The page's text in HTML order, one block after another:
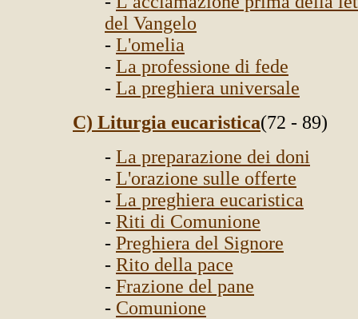
del Vangelo
- L'omelia
- La professione di fede
- La preghiera universale
C) Liturgia eucaristica(72 - 89)
- La preparazione dei doni
- L'orazione sulle offerte
- La preghiera eucaristica
- Riti di Comunione
- Preghiera del Signore
- Rito della pace
- Frazione del pane
- Comunione